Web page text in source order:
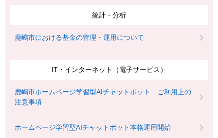
統計・分析
鹿嶋市における基金の管理・運用について
IT・インターネット（電子サービス）
鹿嶋市ホームページ学習型AIチャットボット ご利用上の
注意事項
ホームページ学習型AIチャットボット本格運用開始